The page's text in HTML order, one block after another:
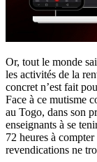
Or, tout le monde
les activités de la
concret n’est fait
Face à ce mutisme
au Togo, dans son
enseignants à se
72 heures à
revendications ne